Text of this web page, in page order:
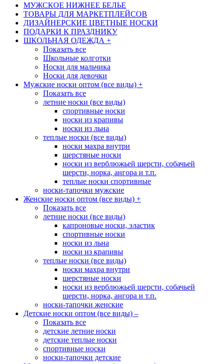
МУЖСКОЕ НИЖНЕЕ БЕЛЬЕ
ТОВАРЫ ДЛЯ МАРКЕТПЛЕЙСОВ
ДИЗАЙНЕРСКИЕ ЦВЕТНЫЕ НОСКИ
ПОДАРКИ К ПРАЗДНИКУ
ШКОЛЬНАЯ ОДЕЖДА +
Показать все
Школьные колготки
Носки для мальчика
Носки для девочки
Мужские носки оптом (все виды) +
Показать все
летние носки (все виды)
спортивные носки
носки из крапивы
носки из льна
теплые носки (все виды)
носки махра внутри
шерстяные носки
носки из верблюжьей шерсти, собачьей
шерсти, норка, ангора и т.п.
теплые носки спортивные
носки-тапочки мужские
Женские носки оптом (все виды) +
Показать все
летние носки (все виды)
капроновые носки, эластик
спортивные носки
носки из льна
носки из крапивы
теплые носки (все виды)
носки махра внутри
шерстяные носки
носки из верблюжьей шерсти, собачьей
шерсти, норка, ангора и т.п.
носки-тапочки женские
Детские носки оптом (все виды) –
Показать все
детские летние носки
детские теплые носки
спортивные носки
носки-тапочки детские